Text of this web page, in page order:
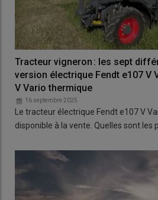
Tracteur vigneron : les sept
version électrique Fendt e107 V
V Vario thermique
16 septembre 2025
Le tracteur électrique Fendt e107 V
disponible à la vente. Quelles sont les